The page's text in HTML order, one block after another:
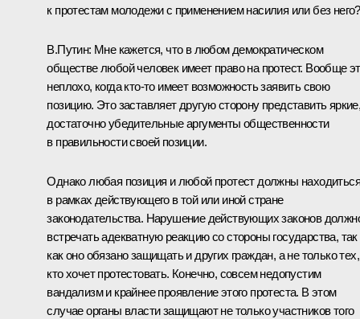
к протестам молодежи с применением насилия или без него?
В.Путин: Мне кажется, что в любом демократическом
обществе любой человек имеет право на протест. Вообще
неплохо, когда кто‑то имеет возможность заявить свою
позицию. Это заставляет другую сторону представить
достаточно убедительные аргументы общественности
в правильности своей позиции.
Однако любая позиция и любой протест должны находиться
в рамках действующего в той или иной стране
законодательства. Нарушение действующих законов
встречать адекватную реакцию со стороны государства, так
как оно обязано защищать и других граждан, а не только тех,
кто хочет протестовать. Конечно, совсем недопустим
вандализм и крайнее проявление этого протеста. В этом
случае органы власти защищают не только участников того